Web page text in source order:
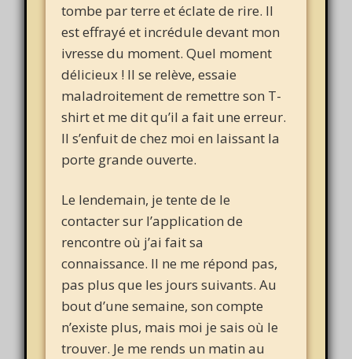
tombe par terre et éclate de rire. Il
est effrayé et incrédule devant mon
ivresse du moment. Quel moment
délicieux ! Il se relève, essaie
maladroitement de remettre son T-
shirt et me dit qu’il a fait une erreur.
Il s’enfuit de chez moi en laissant la
porte grande ouverte.
Le lendemain, je tente de le
contacter sur l’application de
rencontre où j’ai fait sa
connaissance. Il ne me répond pas,
pas plus que les jours suivants. Au
bout d’une semaine, son compte
n’existe plus, mais moi je sais où le
trouver. Je me rends un matin au